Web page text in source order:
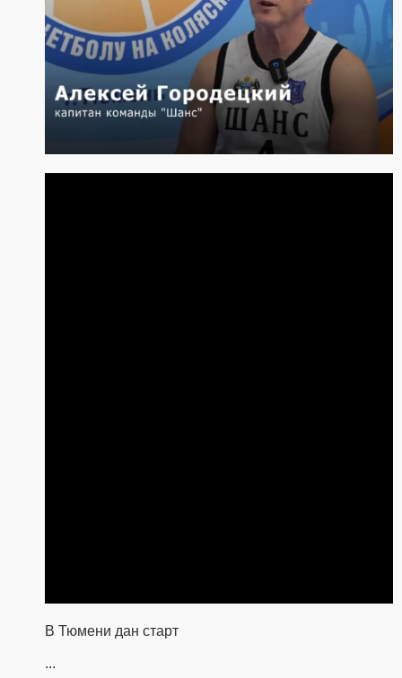
В Тюмени дан старт
...